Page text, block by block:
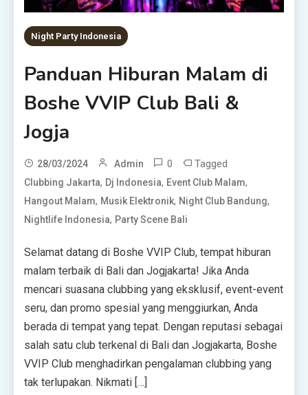
Night Party Indonesia
Panduan Hiburan Malam di
Boshe VVIP Club Bali &
Jogja
28/03/2024 Admin 0 Tagged
Clubbing Jakarta, Dj Indonesia, Event Club Malam,
Hangout Malam, Musik Elektronik, Night Club Bandung,
Nightlife Indonesia, Party Scene Bali
Selamat datang di Boshe VVIP Club, tempat hiburan
malam terbaik di Bali dan Jogjakarta! Jika Anda
mencari suasana clubbing yang eksklusif, event-event
seru, dan promo spesial yang menggiurkan, Anda
berada di tempat yang tepat. Dengan reputasi sebagai
salah satu club terkenal di Bali dan Jogjakarta, Boshe
VVIP Club menghadirkan pengalaman clubbing yang
tak terlupakan. Nikmati […]